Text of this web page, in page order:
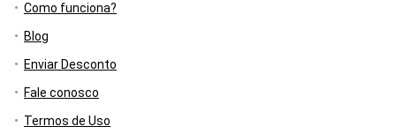
Como funciona?
Blog
Enviar Desconto
Fale conosco
Termos de Uso